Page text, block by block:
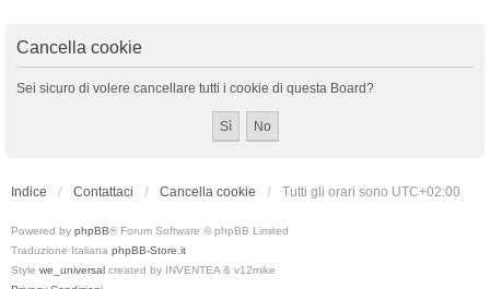
Cancella cookie
Sei sicuro di volere cancellare tutti i cookie di questa Board?
Indice Contattaci Cancella cookie Tutti gli orari sono UTC+02:00
Powered by phpBB® Forum Software © phpBB Limited
Traduzione Italiana phpBB-Store.it
Style we_universal created by INVENTEA & v12mike